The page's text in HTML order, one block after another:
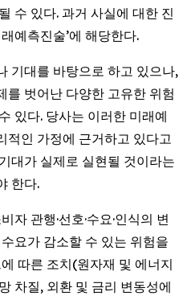
수 있다. 과거 사실에 대한 진
예측진술’에 해당한다.
기대를 바탕으로 하고 있으나,
를 벗어난 다양한 고유한 위험
있다. 당사는 이러한 미래예
적인 가정에 근거하고 있다고
대가 실제로 실현될 것이라는
한다.
자 관행·선호·수요·인식의 변
요가 감소할 수 있는 위험을
따른 조치(원자재 및 에너지
차질, 외환 및 금리 변동성에